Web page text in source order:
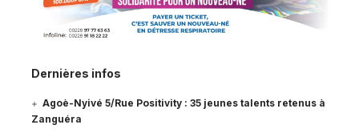
Dernières infos
Agoè-Nyivé 5/Rue Positivity : 35 jeunes talents retenus à
Zanguéra